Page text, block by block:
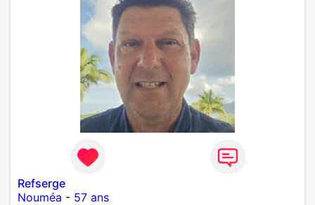
bienveillant, empathique, attentionné, honnête,
respectueux, doux de caractère et compréhensif : je
laisse « glisser » beaucoup de choses. Mais ne vous
m’éprenez pas Mesdames, si une personne que
j’aime me trahit une fois, il n’y aura pas de seconde
chance et je l’effacerai à « vitam eternam ».
Néanmoins, je suis un tout petit peu maniaque ainsi
qu’impatient. J’essaye de faire des efforts. Rien de
bien dramatique ! Du moins je le pense……Je suis un
homme facile à vivre. À vous si vous le souhaitez,
d’apprendre à me connaître davantage. J’en serai
ravi….A très bientôt je l’espère.
Refserge
Nouméa - 57 ans